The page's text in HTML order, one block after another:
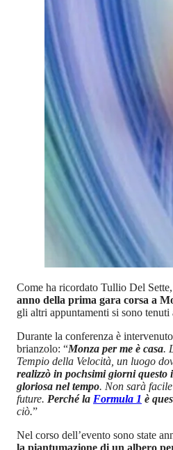
Come ha ricordato Tullio Del
anno della prima gara corsa a
gli altri appuntamenti si sono tenuti
Durante la conferenza è
brianzolo: “Monza per me è casa.
Tempio della Velocità, un luogo
realizzò in pochsimi giorni questo
gloriosa nel tempo. Non sarà
future. Perché la Formula 1 è
ciò.”
Nel corso dell’evento sono state
la piantumazione di un albero